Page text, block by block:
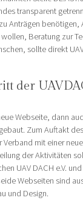
transparent
Anträgen benötigen,
Beratung zur
sollte direkt
der
Webseite, dann
Zum Auftakt
Verband mit einer
der Aktivitäten
UAV DACH e.V.
Webseiten sind
und Design.